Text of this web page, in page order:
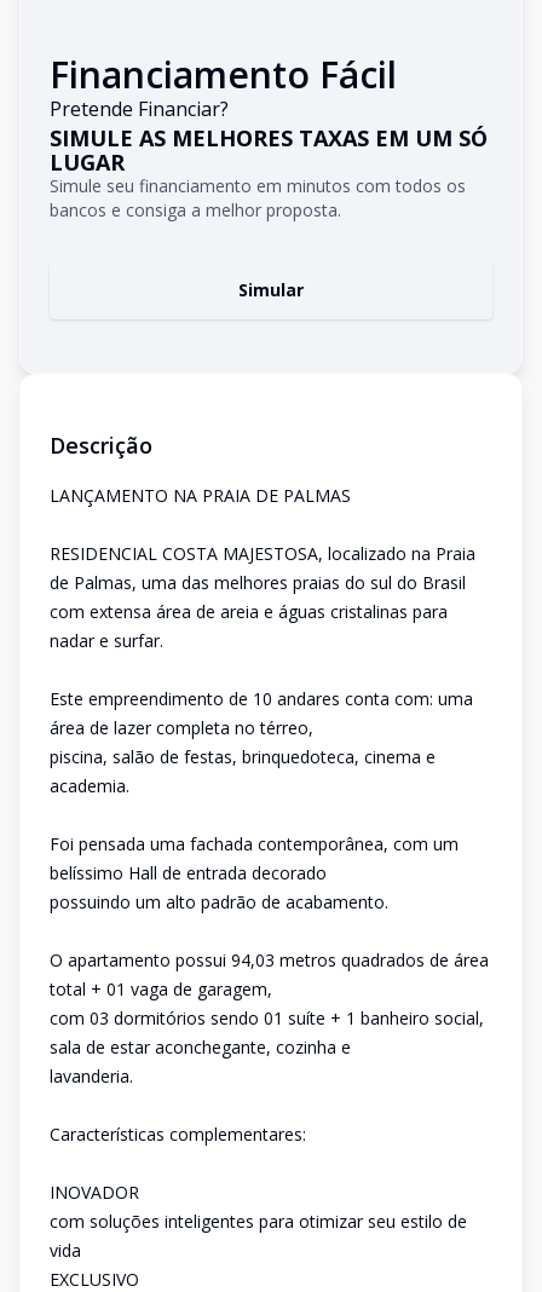
Financiamento Fácil
Pretende Financiar?
SIMULE AS MELHORES TAXAS EM UM SÓ
LUGAR
Simule seu financiamento em minutos com todos os
bancos e consiga a melhor proposta.
Simular
Descrição
LANÇAMENTO NA PRAIA DE PALMAS
RESIDENCIAL COSTA MAJESTOSA, localizado na Praia
de Palmas, uma das melhores praias do sul do Brasil
com extensa área de areia e águas cristalinas para
nadar e surfar.
Este empreendimento de 10 andares conta com: uma
área de lazer completa no térreo,
piscina, salão de festas, brinquedoteca, cinema e
academia.
Foi pensada uma fachada contemporânea, com um
belíssimo Hall de entrada decorado
possuindo um alto padrão de acabamento.
O apartamento possui 94,03 metros quadrados de área
total + 01 vaga de garagem,
com 03 dormitórios sendo 01 suíte + 1 banheiro social,
sala de estar aconchegante, cozinha e
lavanderia.
Características complementares:
INOVADOR
com soluções inteligentes para otimizar seu estilo de
vida
EXCLUSIVO